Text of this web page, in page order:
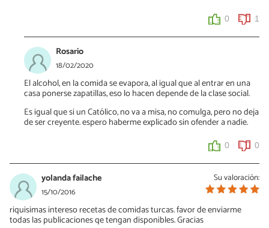
0 1
Rosario
18/02/2020
El alcohol, en la comida se evapora, al igual que al entrar en una
casa ponerse zapatillas, eso lo hacen depende de la clase social.
Es igual que si un Católico, no va a misa, no comulga, pero no deja
de ser creyente. espero haberme explicado sin ofender a nadie.
0 0
Su valoración:
yolanda failache
15/10/2016
riquisimas intereso recetas de comidas turcas. favor de enviarme
todas las publicaciones qe tengan disponibles. Gracias